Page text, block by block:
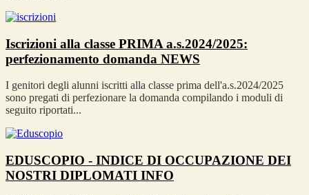
Iscrizioni alla classe PRIMA a.s.2024/2025:
perfezionamento domanda NEWS
I genitori degli alunni iscritti alla classe prima dell'a.s.2024/2025
sono pregati di perfezionare la domanda compilando i moduli di
seguito riportati...
EDUSCOPIO - INDICE DI OCCUPAZIONE DEI
NOSTRI DIPLOMATI INFO